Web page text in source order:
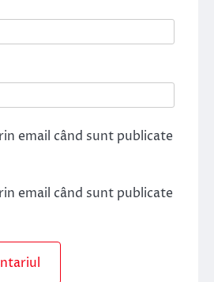
email când sunt publicate
email când sunt publicate